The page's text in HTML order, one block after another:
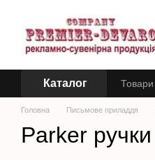
Каталог Товари
Головна Письмове приладдя
Parker ручки